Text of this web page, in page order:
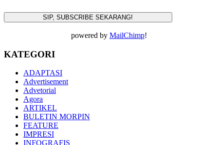
powered by MailChimp!
KATEGORI
ADAPTASI
Advertisement
Advetorial
Agora
ARTIKEL
BULETIN MORPIN
FEATURE
IMPRESI
INFOGRAFIS